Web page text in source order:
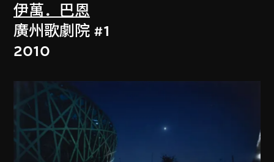
伊萬．巴恩
廣州歌劇院 #1
2010